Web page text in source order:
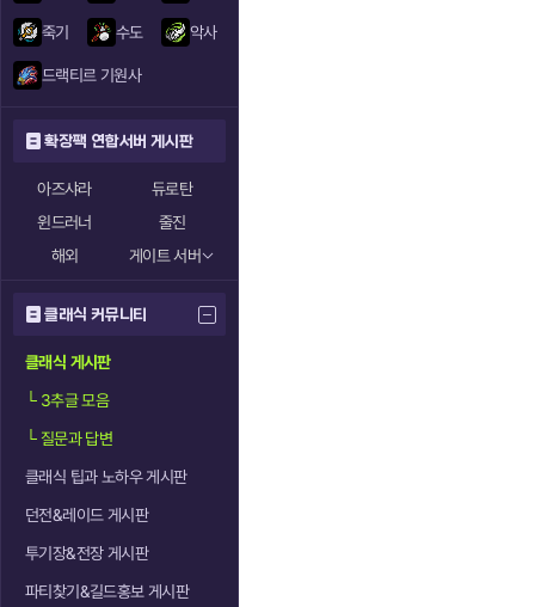
죽기 수도 악사
드랙티르 기원사
확장팩 연합서버 게시판
아즈샤라
듀로탄
윈드러너
줄진
해외
게이트 서버
클래식 커뮤니티
클래식 게시판
└3추글 모음
└질문과 답변
클래식 팁과 노하우 게시판
던전&레이드 게시판
투기장&전장 게시판
파티찾기&길드홍보 게시판